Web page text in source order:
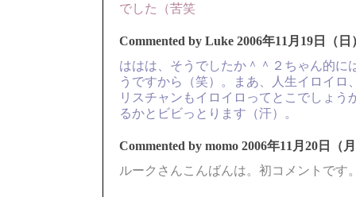
でした（苦笑
Commented by Luke 2006年11月19日（日
ははは、そうでしたか＾＾２ちゃん的に
うですから（笑）。まあ、人生イロイロ
リスチャンもイロイロってとこでしょう
るかとビビっとります（汗）。
Commented by momo 2006年11月20日（
ルークさんこんばんは。初コメントです